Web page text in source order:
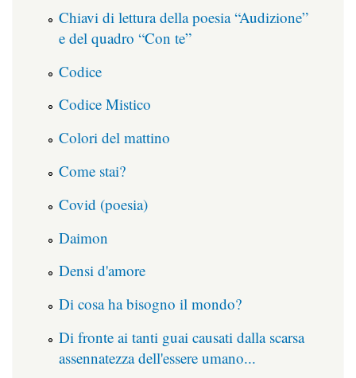
Chiavi di lettura della poesia “Audizione”
e del quadro “Con te”
Codice
Codice Mistico
Colori del mattino
Come stai?
Covid (poesia)
Daimon
Densi d'amore
Di cosa ha bisogno il mondo?
Di fronte ai tanti guai causati dalla scarsa
assennatezza dell'essere umano...